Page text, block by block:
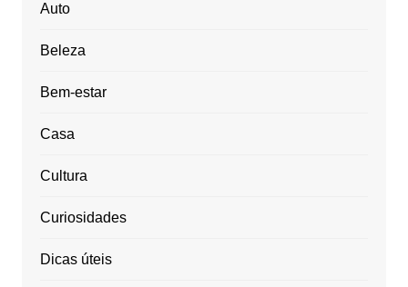
Auto
Beleza
Bem-estar
Casa
Cultura
Curiosidades
Dicas úteis